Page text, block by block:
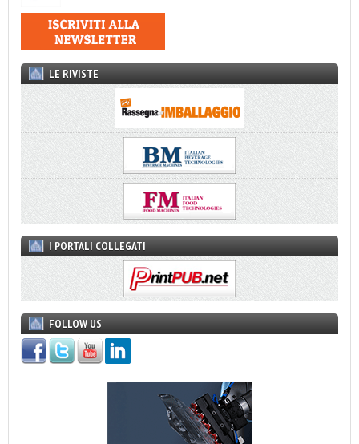
LE RIVISTE
I PORTALI COLLEGATI
FOLLOW US